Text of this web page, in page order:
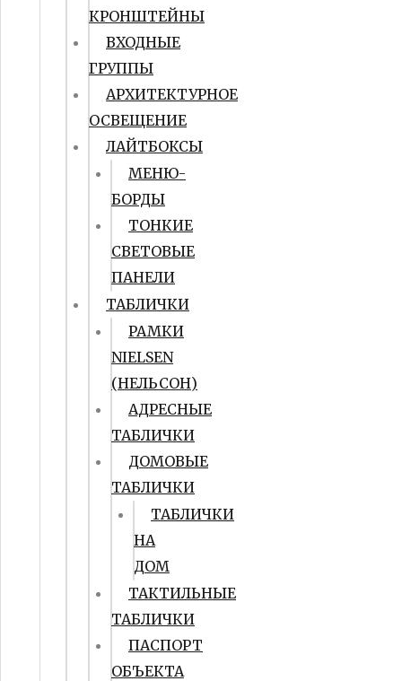
КРОНШТЕЙНЫ
ВХОДНЫЕ
ГРУППЫ
АРХИТЕКТУРНОЕ
ОСВЕЩЕНИЕ
ЛАЙТБОКСЫ
МЕНЮ-
БОРДЫ
ТОНКИЕ
СВЕТОВЫЕ
ПАНЕЛИ
ТАБЛИЧКИ
РАМКИ
NIELSEN
(НЕЛЬСОН)
АДРЕСНЫЕ
ТАБЛИЧКИ
ДОМОВЫЕ
ТАБЛИЧКИ
ТАБЛИЧКИ
НА
ДОМ
ТАКТИЛЬНЫЕ
ТАБЛИЧКИ
ПАСПОРТ
ОБЪЕКТА